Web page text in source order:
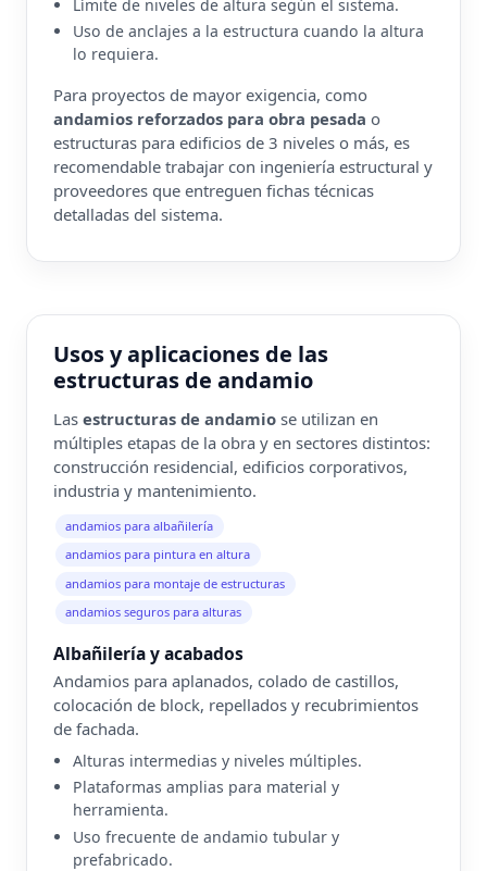
Límite de niveles de altura según el sistema.
Uso de anclajes a la estructura cuando la altura
lo requiera.
Para proyectos de mayor exigencia, como
andamios reforzados para obra pesada o
estructuras para edificios de 3 niveles o más, es
recomendable trabajar con ingeniería estructural y
proveedores que entreguen fichas técnicas
detalladas del sistema.
Usos y aplicaciones de las
estructuras de andamio
Las estructuras de andamio se utilizan en
múltiples etapas de la obra y en sectores distintos:
construcción residencial, edificios corporativos,
industria y mantenimiento.
andamios para albañilería
andamios para pintura en altura
andamios para montaje de estructuras
andamios seguros para alturas
Albañilería y acabados
Andamios para aplanados, colado de castillos,
colocación de block, repellados y recubrimientos
de fachada.
Alturas intermedias y niveles múltiples.
Plataformas amplias para material y
herramienta.
Uso frecuente de andamio tubular y
prefabricado.